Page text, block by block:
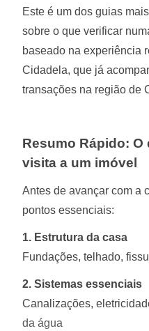
Este é um dos guias
sobre o que verificar
baseado na experiência
Cidadela, que já
transações na região de
Resumo Rápido:
visita a um imóvel
Antes de avançar com a
pontos essenciais:
1. Estrutura da casa
Fundações, telhado,
2. Sistemas essenciais
Canalizações,
da água